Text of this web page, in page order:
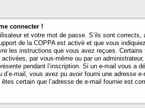
connecter !
et votre mot de passe. S’ils sont corrects,
de la COPPA est activé et que vous
les instructions que vous avez reçues.
par vous-même ou par un
pendant l’inscription. Si un e-mail vous a
mail, vous avez pu avoir fourni une adresse
certain que l’adresse de e-mail fournie est